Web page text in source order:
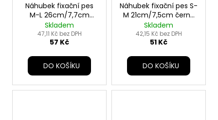
Náhubek fixační pes
M-L 26cm/7,7cm
černá TR
Skladem
47,11 Kč bez DPH
57 Kč
DO KOŠÍKU
Náhubek fixační pes S-
M 21cm/7,5cm černá
TR
Skladem
42,15 Kč bez DPH
51 Kč
DO KOŠÍKU